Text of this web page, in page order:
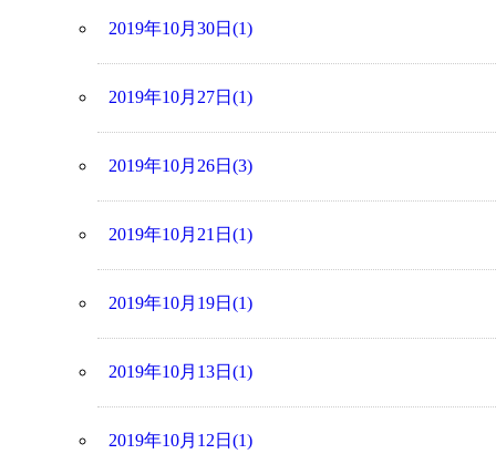
2019年10月30日(1)
2019年10月27日(1)
2019年10月26日(3)
2019年10月21日(1)
2019年10月19日(1)
2019年10月13日(1)
2019年10月12日(1)